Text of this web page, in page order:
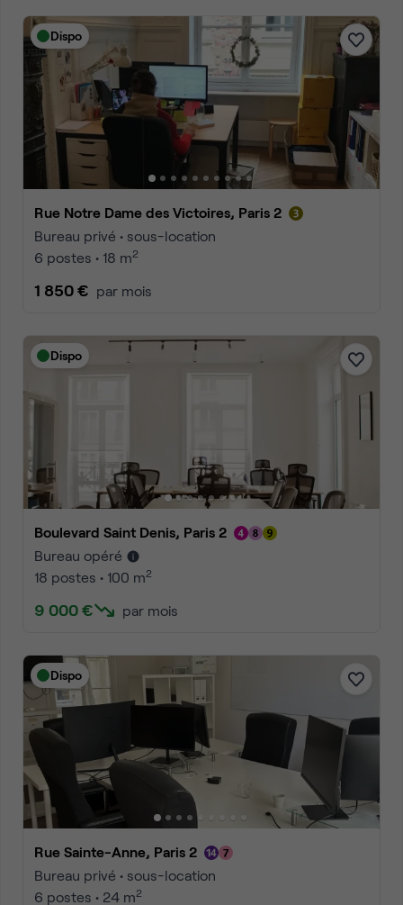
Dispo
Rue Notre Dame des Victoires, Paris 2
Bureau privé • sous-location
6 postes • 18 m2
1 850 € par mois
Dispo
Boulevard Saint Denis, Paris 2
Bureau opéré
18 postes • 100 m2
9 000 € par mois
Dispo
Rue Sainte-Anne, Paris 2
Bureau privé • sous-location
6 postes • 24 m2